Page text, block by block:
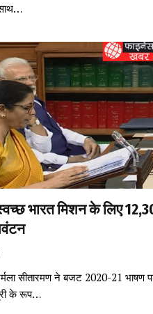
भारत मिशन के लिए
सीतारमण ने बजट 2020-21 भाषण
के रूप…